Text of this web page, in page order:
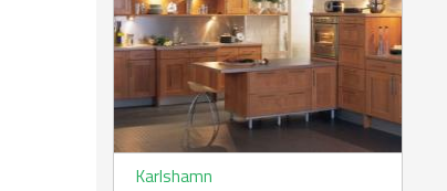
Karlshamn